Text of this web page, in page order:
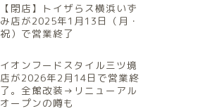
【閉店】トイザらス横浜いず
み店が2025年1月13日（月・
祝）で営業終了
イオンフードスタイル三ツ境
店が2026年2月14日で営業終
了。全館改装→リニューアル
オープンの噂も